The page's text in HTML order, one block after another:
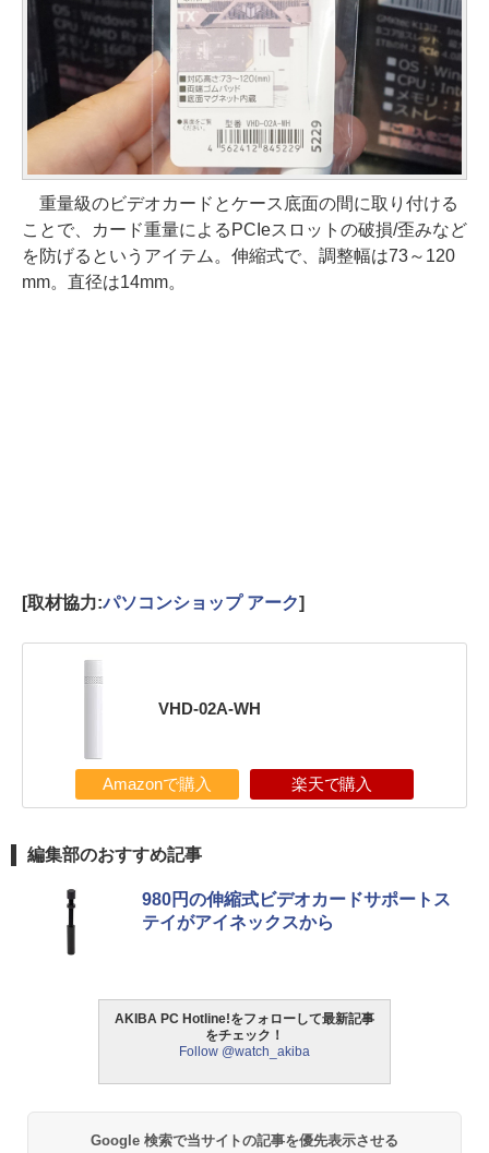
重量級のビデオカードとケース底面の間に取り付ける
ことで、カード重量によるPCIeスロットの破損/歪みなど
を防げるというアイテム。伸縮式で、調整幅は73～120
mm。直径は14mm。
[取材協力:パソコンショップ アーク]
VHD-02A-WH
Amazonで購入 楽天で購入
編集部のおすすめ記事
980円の伸縮式ビデオカードサポートス
テイがアイネックスから
AKIBA PC Hotline!をフォローして最新記事
をチェック！
Follow @watch_akiba
Google 検索で当サイトの記事を優先表示させる